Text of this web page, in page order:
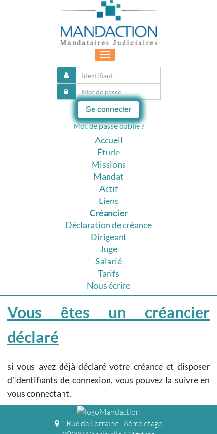
Toggle
navigation
Se connecter
Mot de passe oublié ?
Accueil
Étude
Missions
Mandat
Actif
Liens
Créancier
Déclaration de créance
Dirigeant
Juge
Salarié
Tarifs
Nous écrire
Vous êtes un créancier
déclaré
si vous avez déjà déclaré votre créance et disposer
d'identifiants de connexion, vous pouvez la suivre en
vous connectant.
1 Rue de Lorraine - 6ème étage